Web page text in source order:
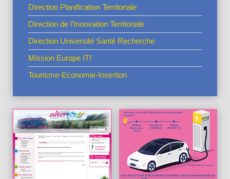
Direction Planification Territoriale
Direction de l’Innovation Territoriale
Direction Université Santé Recherche
Mission Europe ITI
Tourisme-Economie-Insertion